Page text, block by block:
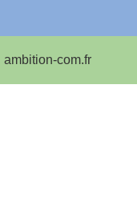
ambition-com.fr